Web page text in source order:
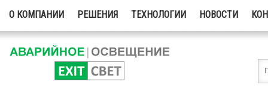
О КОМПАНИИ РЕШЕНИЯ ТЕХНОЛОГИИ НОВОСТИ